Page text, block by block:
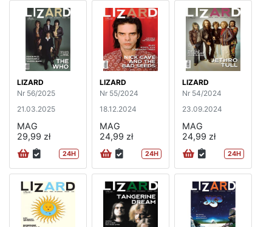
LIZARD
Nr 56/2025
21.03.2025
MAG
29,99 zł
24H
LIZARD
Nr 55/2024
18.12.2024
MAG
24,99 zł
24H
LIZARD
Nr 54/2024
23.09.2024
MAG
24,99 zł
24H